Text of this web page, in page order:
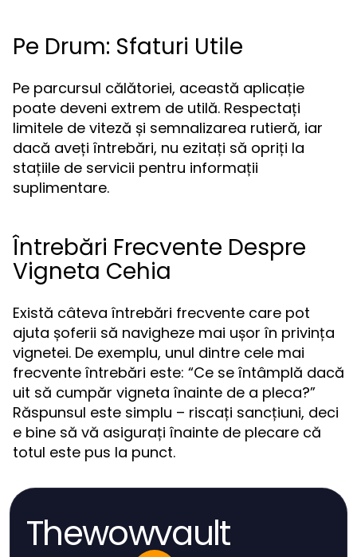
Pe Drum: Sfaturi Utile
Pe parcursul călătoriei, această aplicație
poate deveni extrem de utilă. Respectați
limitele de viteză și semnalizarea rutieră, iar
dacă aveți întrebări, nu ezitați să opriți la
stațiile de servicii pentru informații
suplimentare.
Întrebări Frecvente Despre
Vigneta Cehia
Există câteva întrebări frecvente care pot
ajuta șoferii să navigheze mai ușor în privința
vignetei. De exemplu, unul dintre cele mai
frecvente întrebări este: “Ce se întâmplă dacă
uit să cumpăr vigneta înainte de a pleca?”
Răspunsul este simplu – riscați sancțiuni, deci
e bine să vă asigurați înainte de plecare că
totul este pus la punct.
Thewowvault